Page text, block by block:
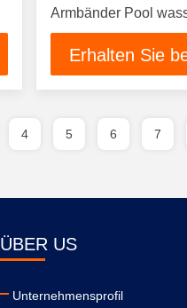
Armbänder Pool
Vollfarbdruck Tyvek
Armband
Erhalten Sie
4 5 6 7
ÜBER US
Unternehmensprofil